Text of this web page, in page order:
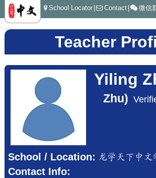
School Locator Contact 微信
Teacher
Yiling
Zhu)
School / Location: 龙学天下中文
Contact Info: